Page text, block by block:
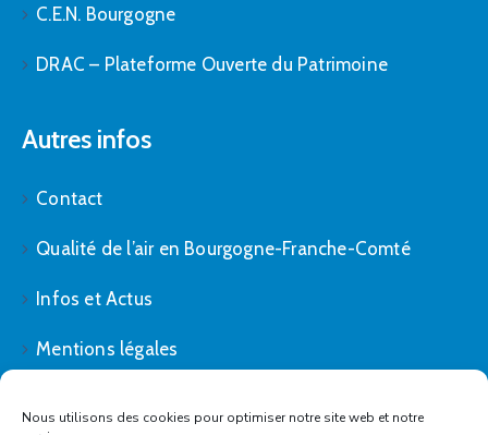
Nous utilisons des cookies pour optimiser notre site web et notre
C.E.N. Bourgogne
DRAC – Plateforme Ouverte du Patrimoine
Autres infos
Contact
Qualité de l’air en Bourgogne-Franche-Comté
Infos et Actus
Mentions légales